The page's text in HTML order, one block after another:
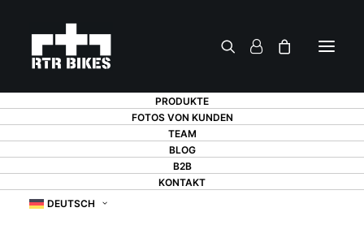
PRODUKTE
FOTOS VON KUNDEN
TEAM
BLOG
B2B
KONTAKT
DEUTSCH
FAHRRAD AN DER
WAND IM ZIMMER